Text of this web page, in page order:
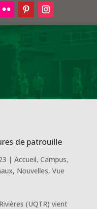
de patrouille
| Accueil, Campus,
, Nouvelles, Vue
(UQTR) vient